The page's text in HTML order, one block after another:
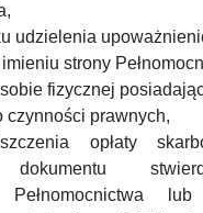
udzielenia
strony
fizycznej
czynności prawnych,
opłaty
Pełnomocnictwa lub